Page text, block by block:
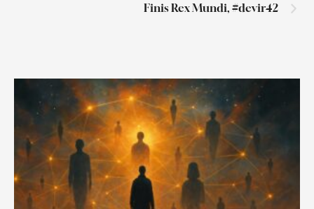
Finis Rex Mundi, #devir42